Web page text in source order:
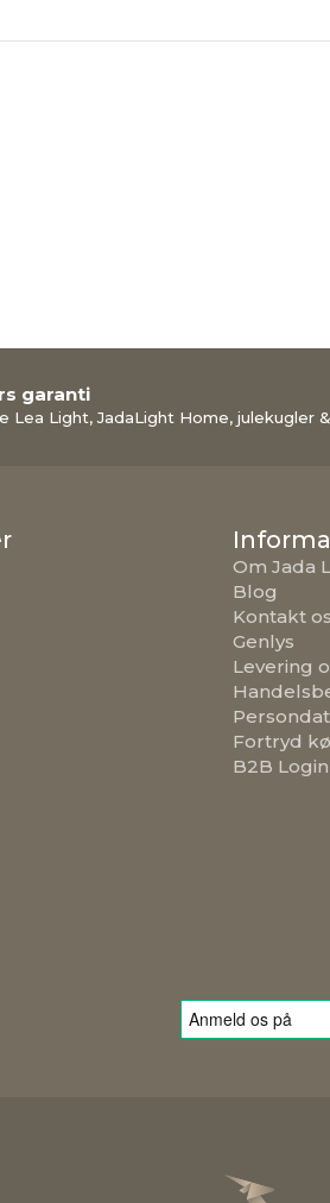
garanti
Lea Light, JadaLight Home, julekugler
Om Jada
Blog
Kontakt os
Genlys
Levering
Fortryd
B2B Login